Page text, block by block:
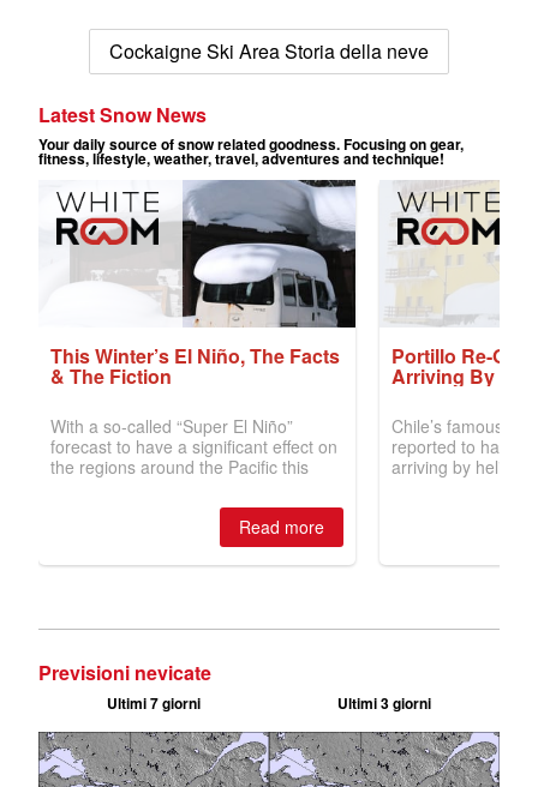
Cockaigne Ski Area Storia della neve
Previsioni nevicate
Ultimi 7 giorni Ultimi 3 giorni